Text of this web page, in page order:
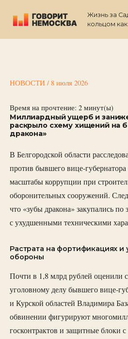
содержимому
Жизнь за
кольцом
НОВОСТИ / 8 июля 2026
Время на прочтение: 2 минут(ы)
Миллиардный ущерб и
раскрыло схему хищений на
дракона»
В Белгородской области
против бывшего вице-
масштабы коррупции при
оборонительных сооружений.
что «зубы дракона» закупались
с ухудшенными техническими
Растрата на фортификациях и
обороны
Почти в 1,8 млрд рублей оценили
уголовному делу бывшего вице-
и Курской областей Владимира
обвинении фигурируют
госконтрактов и защитные блоки